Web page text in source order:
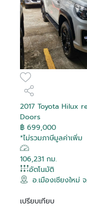
2017 Toyota Hilux
Doors
฿ 699,000
*ไม่รวมภาษีมูลค่าเพิ่ม
106,231 กม.
อัตโนมัติ
อ.เมืองเชียงใหม่
เปรียบเทียบ